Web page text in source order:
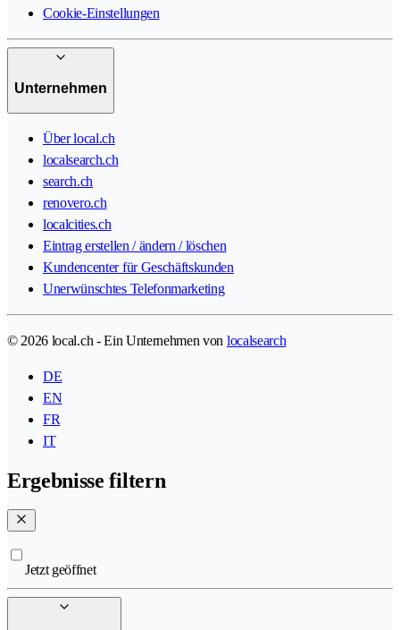
Cookie-Einstellungen
Unternehmen
Über local.ch
localsearch.ch
search.ch
renovero.ch
localcities.ch
Eintrag erstellen / ändern / löschen
Kundencenter für Geschäftskunden
Unerwünschtes Telefonmarketing
© 2026 local.ch - Ein Unternehmen von localsearch
DE
EN
FR
IT
Ergebnisse filtern
Jetzt geöffnet